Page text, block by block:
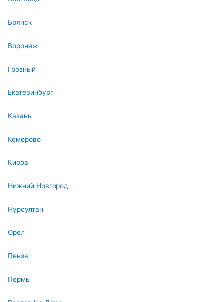
Брянск
Воронеж
Грозный
Екатеринбург
Казань
Кемерово
Киров
Нижний Новгород
Нурсултан
Орел
Пенза
Пермь